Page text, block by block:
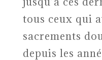
tous ceux qui
sacrements
depuis les